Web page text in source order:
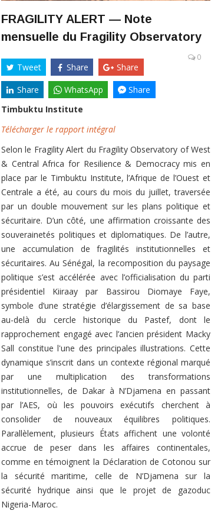
FRAGILITY ALERT — Note
mensuelle du Fragility Observatory
0
Tweet Share
Share
Share
WhatsApp
Share
Timbuktu Institute
Télécharger le rapport intégral
Selon le Fragility Alert du Fragility Observatory of West
& Central Africa for Resilience & Democracy mis en
place par le Timbuktu Institute, l’Afrique de l’Ouest et
Centrale a été, au cours du mois du juillet, traversée
par un double mouvement sur les plans politique et
sécuritaire. D’un côté, une affirmation croissante des
souverainetés politiques et diplomatiques. De l’autre,
une accumulation de fragilités institutionnelles et
sécuritaires. Au Sénégal, la recomposition du paysage
politique s’est accélérée avec l’officialisation du parti
présidentiel Kiiraay par Bassirou Diomaye Faye,
symbole d’une stratégie d’élargissement de sa base
au-delà du cercle historique du Pastef, dont le
rapprochement engagé avec l’ancien président Macky
Sall constitue l'une des principales illustrations. Cette
dynamique s’inscrit dans un contexte régional marqué
par une multiplication des transformations
institutionnelles, de Dakar à N’Djamena en passant
par l’AES, où les pouvoirs exécutifs cherchent à
consolider de nouveaux équilibres politiques.
Parallèlement, plusieurs États affichent une volonté
accrue de peser dans les affaires continentales,
comme en témoignent la Déclaration de Cotonou sur
la sécurité maritime, celle de N’Djamena sur la
sécurité hydrique ainsi que le projet de gazoduc
Nigeria-Maroc.